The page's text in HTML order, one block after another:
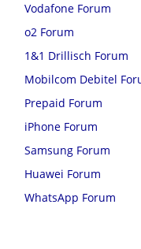
Vodafone Forum
o2 Forum
1&1 Drillisch Forum
Mobilcom Debitel
Prepaid Forum
iPhone Forum
Samsung Forum
Huawei Forum
WhatsApp Forum